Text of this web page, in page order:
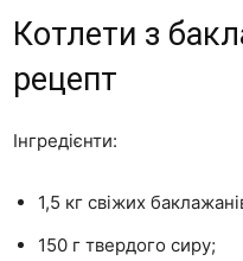
Котлети з
рецепт
Інгредієнти:
1,5 кг свіжих
150 г твердого сиру;